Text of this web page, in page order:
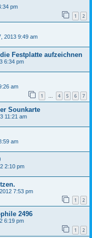
pm
1 2
2013 9:49 am
Festplatte aufzeichnen
6:34 pm
am
1 … 4 5 6 7
Sounkarte
11:21 am
am
2:10 pm
7:53 pm
1 2
2496
6:19 pm
1 2